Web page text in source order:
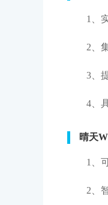
1、
2、
3、
4、
晴天
1、
2、